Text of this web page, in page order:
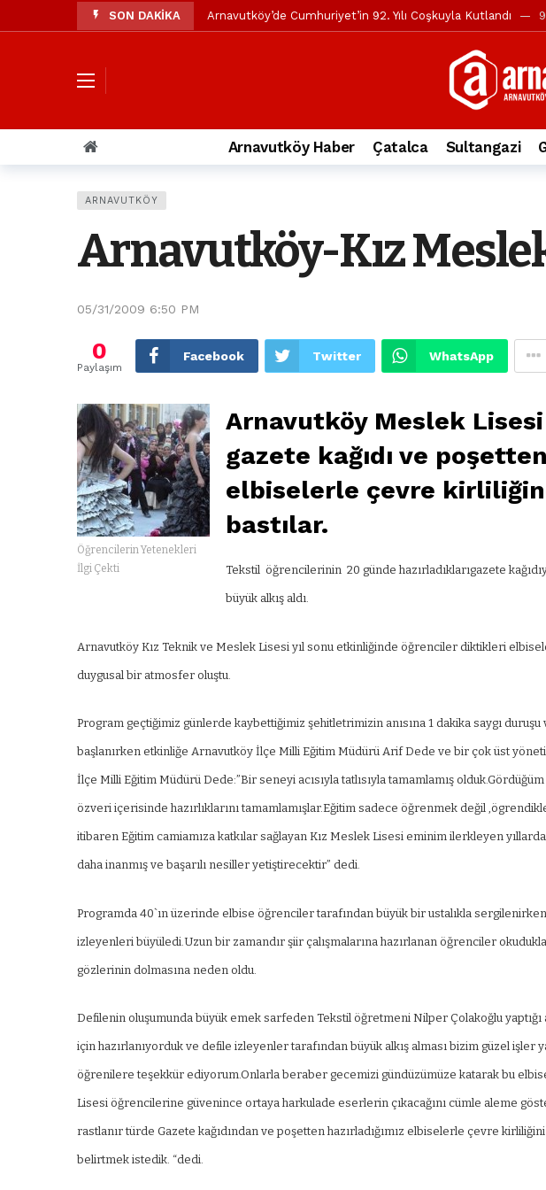
SON DAKİKA Arnavutköy’de Cumhuriyet’in 92. Yılı Coşkuyla Kutlandı
Özgür Özel’den Arnavutköy Belediyesi’ne ve Mustafa
Arnavutköy’ün nüfusu 2024 yılında 344.868’e ulaştı 2
Arnavutköy Taşoluk’ta seyir halindeki otomobil alev alev
Arnavutköy İmrahor Mahallesi sakinleri protesto gösterisi
İstanbul Havalimanı yolundaki kazada, taksideki yolcu öldü
Arnavutkoy Belediyesi’ne su baskını tepkisi 3 yıl önce
Arnavutköy Haber Çatalca Sultangazi
ARNAVUTKÖY
Arnavutköy-Kız
05/31/2009 6:50 PM
0
Paylaşım
Facebook Twitter WhatsApp
Öğrencilerin Yetenekleri
İlgi Çekti
Arnavutköy Meslek
gazete kağıdı ve
elbiselerle çevre
bastılar.
Tekstil öğrencilerinin 20 günde hazırladıklarıgazete
büyük alkış aldı.
Arnavutköy Kız Teknik ve Meslek Lisesi yıl sonu etkinliğinde öğrenciler diktikleri
duygusal bir atmosfer oluştu.
Program geçtiğimiz günlerde kaybettiğimiz şehitletrimizin anısına 1 dakika saygı duruşu
başlanırken etkinliğe Arnavutköy İlçe Milli Eğitim Müdürü Arif Dede ve bir çok üst
İlçe Milli Eğitim Müdürü Dede:”Bir seneyi acısıyla tatlısıyla tamamlamış
özveri içerisinde hazırlıklarını tamamlamışlar.Eğitim sadece öğrenmek değil
itibaren Eğitim camiamıza katkılar sağlayan Kız Meslek Lisesi eminim ilerkleyen
daha inanmış ve başarılı nesiller yetiştirecektir” dedi.
Programda 40`ın üzerinde elbise öğrenciler tarafından büyük bir ustalıkla
izleyenleri büyüledi.Uzun bir zamandır şiir çalışmalarına hazırlanan öğrenciler
gözlerinin dolmasına neden oldu.
Defilenin oluşumunda büyük emek sarfeden Tekstil öğretmeni Nilper Çolakoğlu
için hazırlanıyorduk ve defile izleyenler tarafından büyük alkış alması bizim güzel işler
öğrenilere teşekkür ediyorum.Onlarla beraber gecemizi gündüzümüze katarak bu
Lisesi öğrencilerine güvenince ortaya harkulade eserlerin çıkacağını cümle aleme
rastlanır türde Gazete kağıdından ve poşetten hazırladığımız elbiselerle çevre
belirtmek istedik. “dedi.